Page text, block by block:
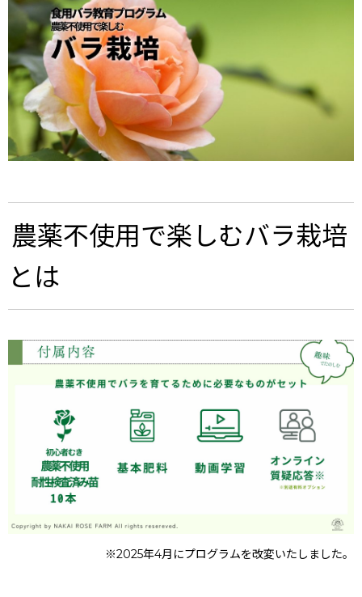
農薬不使用で楽しむバラ栽培
とは
※2025年4月にプログラムを改変いたしました。